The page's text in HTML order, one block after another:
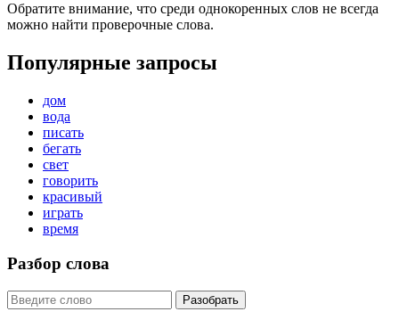
Обратите внимание, что среди однокоренных слов не всегда
можно найти проверочные слова.
Популярные запросы
дом
вода
писать
бегать
свет
говорить
красивый
играть
время
Разбор слова
Разобрать